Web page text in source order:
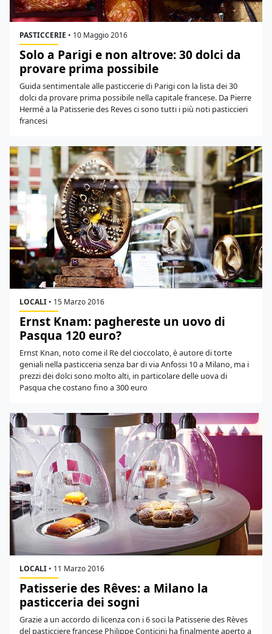
PASTICCERIE • 10 Maggio 2016
Solo a Parigi e non altrove: 30 dolci da
provare prima possibile
Guida sentimentale alle pasticcerie di Parigi con la lista dei 30
dolci da provare prima possibile nella capitale francese. Da Pierre
Hermé a la Patisserie des Reves ci sono tutti i più noti pasticcieri
francesi
LOCALI • 15 Marzo 2016
Ernst Knam: paghereste un uovo di
Pasqua 120 euro?
Ernst Knan, noto come il Re del cioccolato, è autore di torte
geniali nella pasticceria senza bar di via Anfossi 10 a Milano, ma i
prezzi dei dolci sono molto alti, in particolare delle uova di
Pasqua che costano fino a 300 euro
LOCALI • 11 Marzo 2016
Patisserie des Rêves: a Milano la
pasticceria dei sogni
Grazie a un accordo di licenza con i 6 soci la Patisserie des Rèves
del pasticciere francese Philippe Conticini ha finalmente aperto a